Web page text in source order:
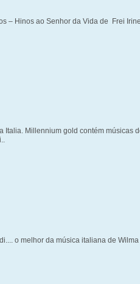
– Hinos ao Senhor da Vida de Frei
Italia. Millennium gold contém músicas
o melhor da música italiana de Wilma